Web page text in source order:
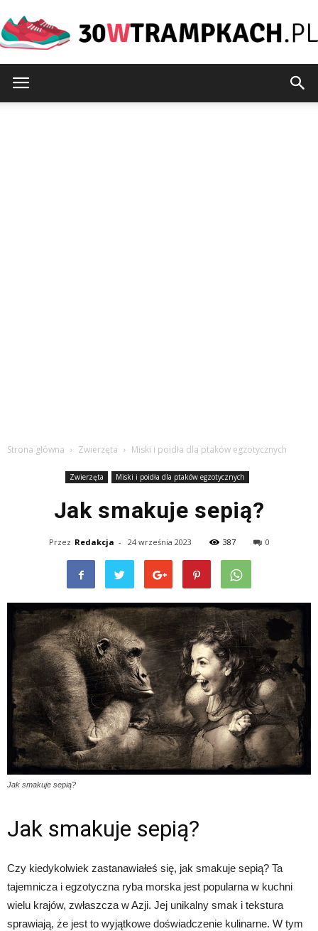
Strona główna Zwierzęta Miski i poidła dla ptaków egzotycznych
Zwierzęta Miski i poidła dla ptaków egzotycznych
Jak smakuje sepią?
Przez Redakcja - 24 września 2023 387 0
Jak smakuje sepią?
Jak smakuje sepią?
Czy kiedykolwiek zastanawiałeś się, jak smakuje sepią? Ta
tajemnicza i egzotyczna ryba morska jest popularna w kuchni
wielu krajów, zwłaszcza w Azji. Jej unikalny smak i tekstura
sprawiają, że jest to wyjątkowe doświadczenie kulinarne. W tym